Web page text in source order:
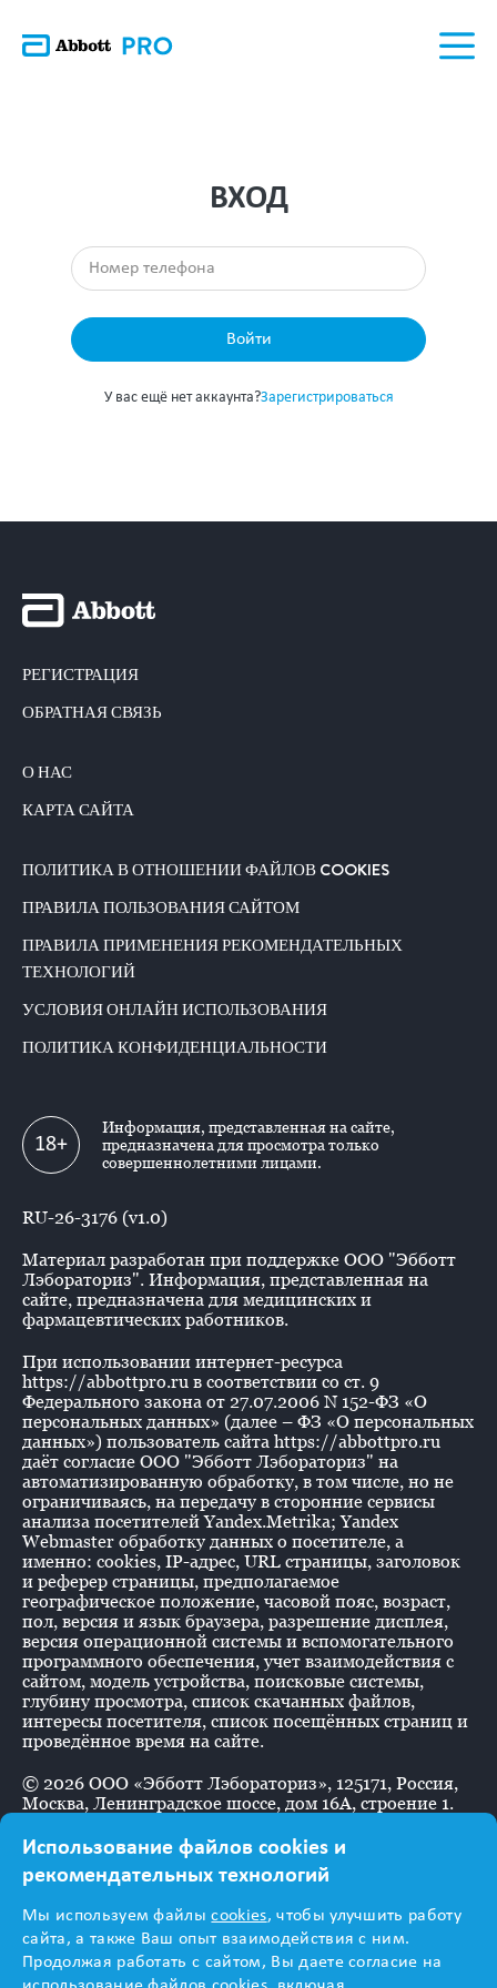
ВХОД
Войти
У вас ещё нет аккаунта?Зарегистрироваться
РЕГИСТРАЦИЯ
ОБРАТНАЯ СВЯЗЬ
О НАС
КАРТА САЙТА
ПОЛИТИКА В ОТНОШЕНИИ ФАЙЛОВ COOKIES
ПРАВИЛА ПОЛЬЗОВАНИЯ САЙТОМ
ПРАВИЛА ПРИМЕНЕНИЯ РЕКОМЕНДАТЕЛЬНЫХ
ТЕХНОЛОГИЙ
УСЛОВИЯ ОНЛАЙН ИСПОЛЬЗОВАНИЯ
ПОЛИТИКА КОНФИДЕНЦИАЛЬНОСТИ
18+
Информация, представленная на сайте,
предназначена для просмотра только
совершеннолетними лицами.
RU-26-3176 (v1.0)
Материал разработан при поддержке ООО "Эбботт
Лэбораториз". Информация, представленная на
сайте, предназначена для медицинских и
фармацевтических работников.
При использовании интернет-ресурса
https://abbottpro.ru в соответствии со ст. 9
Федерального закона от 27.07.2006 N 152-ФЗ «О
персональных данных» (далее – ФЗ «О персональных
данных») пользователь сайта https://abbottpro.ru
даёт согласие ООО "Эбботт Лэбораториз" на
автоматизированную обработку, в том числе, но не
ограничиваясь, на передачу в сторонние сервисы
анализа посетителей Yandex.Metrika; Yandex
Webmaster обработку данных о посетителе, а
именно: cookies, IP-адрес, URL страницы, заголовок
и реферер страницы, предполагаемое
географическое положение, часовой пояс, возраст,
пол, версия и язык браузера, разрешение дисплея,
версия операционной системы и вспомогательного
программного обеспечения, учет взаимодействия с
сайтом, модель устройства, поисковые системы,
глубину просмотра, список скачанных файлов,
интересы посетителя, список посещённых страниц и
проведённое время на сайте.
© 2026 ООО «Эбботт Лэбораториз», 125171, Россия,
Москва, Ленинградское шоссе, дом 16А, строение 1.
Информация
предназначена для
Использование файлов cookies и
рекомендательных технологий
Мы используем файлыcookies, чтобы улучшить работу
сайта, а также Ваш опыт взаимодействия с ним.
Продолжая работать с сайтом, Вы даете согласие на